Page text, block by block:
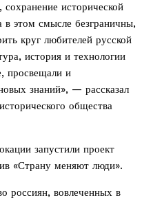
исторической
этом смысле безграничны,
круг любителей русской
история и технологии
просвещали и
знаний», — рассказал
общества
запустили проект
«Страну меняют люди».
россиян, вовлеченных в